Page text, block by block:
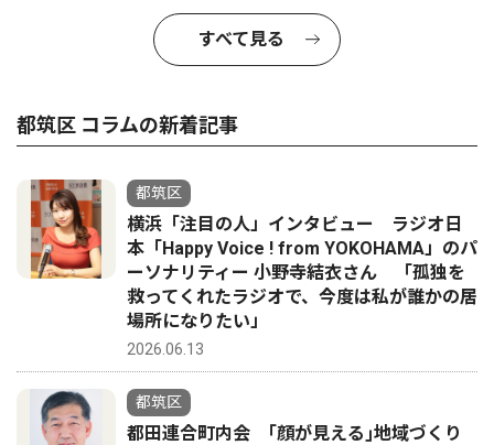
すべて見る
都筑区 コラムの新着記事
都筑区
横浜「注目の人」インタビュー ラジオ日
本「Happy Voice ! from YOKOHAMA」のパ
ーソナリティー 小野寺結衣さん 「孤独を
救ってくれたラジオで、今度は私が誰かの居
場所になりたい」
2026.06.13
都筑区
都田連合町内会 ｢顔が見える｣地域づくり